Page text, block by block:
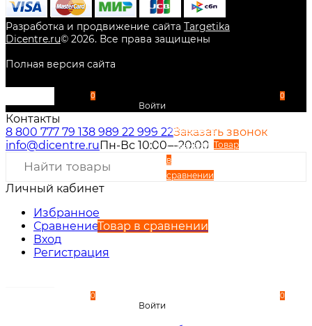
Разработка и продвижение сайта Targetika
Dicentre.ru© 2026. Все права защищены
Полная версия сайта
0
Войти
Избранное
Сравнение Товар
в
сравнении
0
Контакты
8 800 777 79 138 989 22 999 22Заказать звонок
info@dicentre.ruПн-Вс 10:00—20:00
Личный кабинет
Избранное
СравнениеТовар в сравнении
Вход
Регистрация
0
Войти
0